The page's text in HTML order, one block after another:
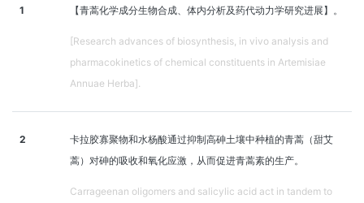
1 【青蒿化学成分生物合成、体内分析及药代动力学研究进展】。
[Research advances of biosynthesis, in vivo analysis and
pharmacokinetics of chemical constituents in Artemisiae
Annuae Herba].
2
卡拉胶寡聚物和水杨酸通过抑制高砷土壤中种植的青蒿（甜艾
蒿）对砷的吸收和氧化应激，从而促进青蒿素的生产。
Carrageenan oligomers and salicylic acid act in tandem to